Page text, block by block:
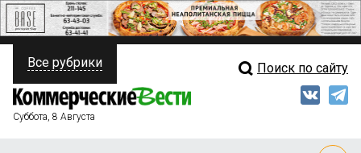
ПОЛИТИКА
ФИНАНСЫ
Свежий выпуск
Все рубрики Поиск по сайту
Суббота, 8 Августа